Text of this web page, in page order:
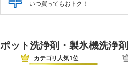
いつ買ってもおトク！
ポット洗浄剤・製氷機洗浄
カテゴリ人気1位